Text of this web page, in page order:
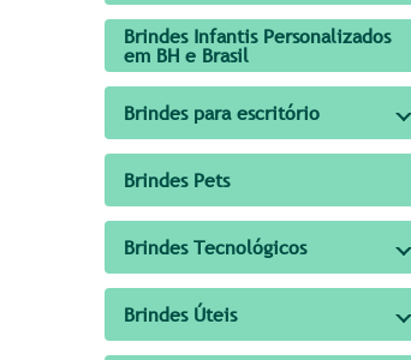
Brindes Infantis Personalizados
em BH e Brasil
Brindes para escritório
Brindes Pets
Brindes Tecnológicos
Brindes Úteis